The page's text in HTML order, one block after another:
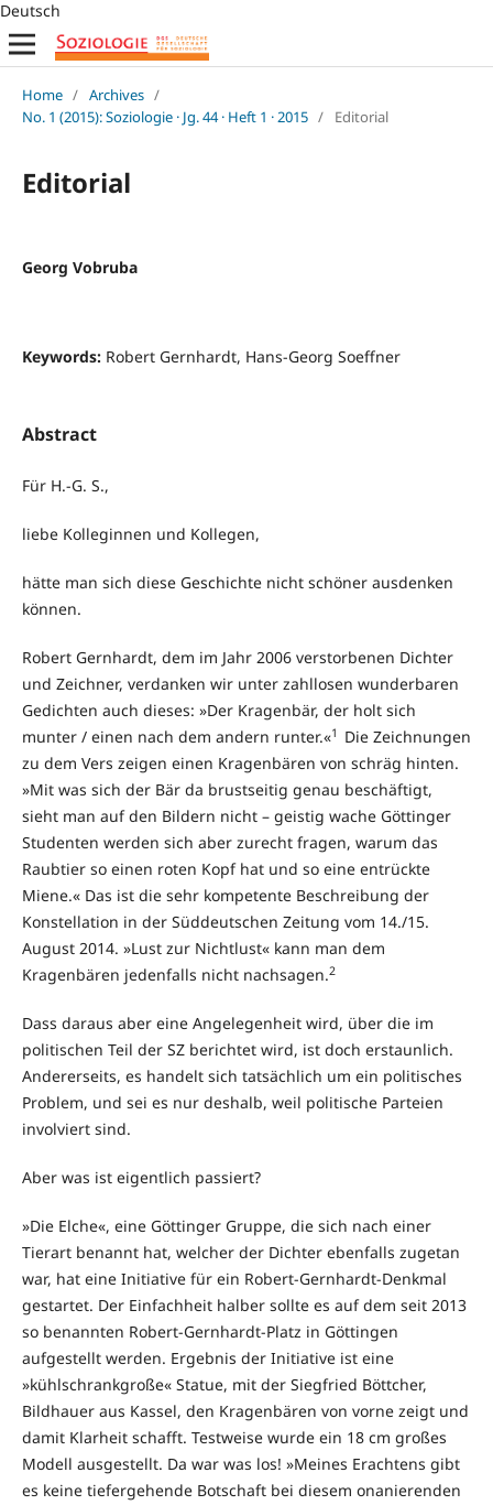
Deutsch
Home / Archives /
No. 1 (2015): Soziologie · Jg. 44 · Heft 1 · 2015 / Editorial
Editorial
Georg Vobruba
Keywords: Robert Gernhardt, Hans-Georg Soeffner
Abstract
Für H.-G. S.,
liebe Kolleginnen und Kollegen,
hätte man sich diese Geschichte nicht schöner ausdenken
können.
Robert Gernhardt, dem im Jahr 2006 verstorbenen Dichter
und Zeichner, verdanken wir unter zahllosen wunderbaren
Gedichten auch dieses: »Der Kragenbär, der holt sich
munter / einen nach dem andern runter.«1 Die Zeichnungen
zu dem Vers zeigen einen Kragenbären von schräg hinten.
»Mit was sich der Bär da brustseitig genau beschäftigt,
sieht man auf den Bildern nicht – geistig wache Göttinger
Studenten werden sich aber zurecht fragen, warum das
Raubtier so einen roten Kopf hat und so eine entrückte
Miene.« Das ist die sehr kompetente Beschreibung der
Konstellation in der Süddeutschen Zeitung vom 14./15.
August 2014. »Lust zur Nichtlust« kann man dem
Kragenbären jedenfalls nicht nachsagen.2
Dass daraus aber eine Angelegenheit wird, über die im
politischen Teil der SZ berichtet wird, ist doch erstaunlich.
Andererseits, es handelt sich tatsächlich um ein politisches
Problem, und sei es nur deshalb, weil politische Parteien
involviert sind.
Aber was ist eigentlich passiert?
»Die Elche«, eine Göttinger Gruppe, die sich nach einer
Tierart benannt hat, welcher der Dichter ebenfalls zugetan
war, hat eine Initiative für ein Robert-Gernhardt-Denkmal
gestartet. Der Einfachheit halber sollte es auf dem seit 2013
so benannten Robert-Gernhardt-Platz in Göttingen
aufgestellt werden. Ergebnis der Initiative ist eine
»kühlschrankgroße« Statue, mit der Siegfried Böttcher,
Bildhauer aus Kassel, den Kragenbären von vorne zeigt und
damit Klarheit schafft. Testweise wurde ein 18 cm großes
Modell ausgestellt. Da war was los! »Meines Erachtens gibt
es keine tiefergehende Botschaft bei diesem onanierenden